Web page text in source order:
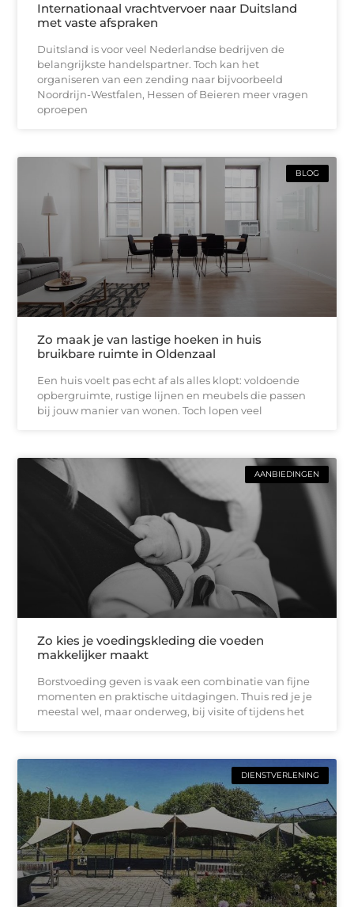
Internationaal vrachtvervoer naar Duitsland
met vaste afspraken
Duitsland is voor veel Nederlandse bedrijven de
belangrijkste handelspartner. Toch kan het
organiseren van een zending naar bijvoorbeeld
Noordrijn-Westfalen, Hessen of Beieren meer vragen
oproepen
BLOG
Zo maak je van lastige hoeken in huis
bruikbare ruimte in Oldenzaal
Een huis voelt pas echt af als alles klopt: voldoende
opbergruimte, rustige lijnen en meubels die passen
bij jouw manier van wonen. Toch lopen veel
AANBIEDINGEN
Zo kies je voedingskleding die voeden
makkelijker maakt
Borstvoeding geven is vaak een combinatie van fijne
momenten en praktische uitdagingen. Thuis red je je
meestal wel, maar onderweg, bij visite of tijdens het
DIENSTVERLENING